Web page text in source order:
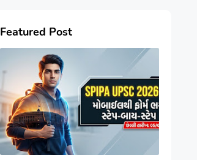
Featured Post